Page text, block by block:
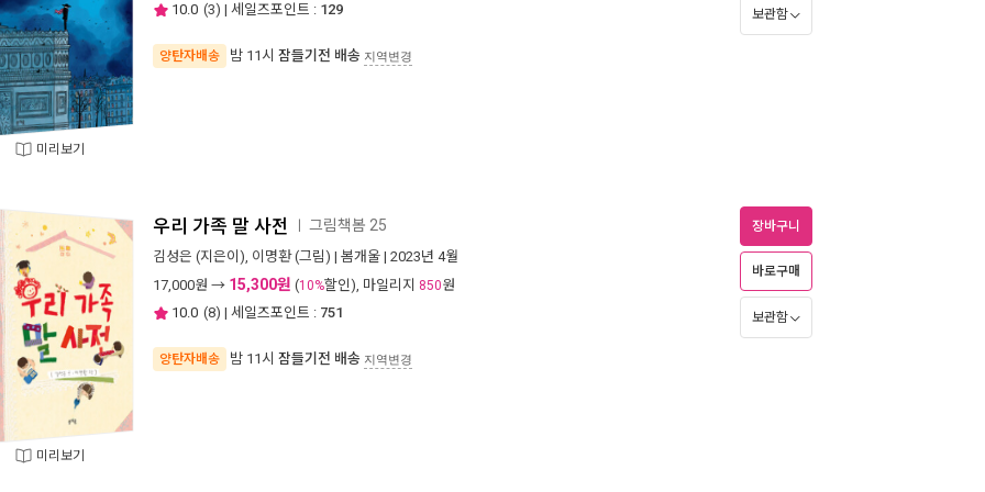
미리보기
10.0 (3) | 세일즈포인트 : 129
양탄자배송 밤 11시 잠들기전 배송 지역변경
보관함
미리보기
우리 가족 말 사전 그림책봄 25
김성은 (지은이), 이명환(그림) | 봄개울 | 2023년 4월
17,000원 → 15,300원 (10%할인), 마일리지 850원
10.0 (8) | 세일즈포인트 : 751
양탄자배송 밤 11시 잠들기전 배송 지역변경
장바구니
바로구매
보관함